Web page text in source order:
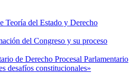
Teoría del Estado y Derecho
del Congreso y su proceso
de Derecho Procesal Parlamentario
desafíos constitucionales»